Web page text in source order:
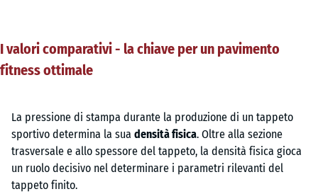
I valori comparativi - la chiave per un pavimento
fitness ottimale
La pressione di stampa durante la produzione di un tappeto
sportivo determina la sua densità fisica. Oltre alla sezione
trasversale e allo spessore del tappeto, la densità fisica gioca
un ruolo decisivo nel determinare i parametri rilevanti del
tappeto finito.